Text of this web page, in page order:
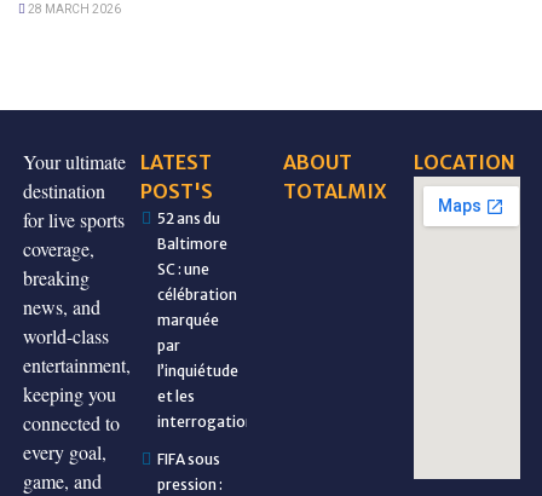
28 MARCH 2026
Your ultimate
destination
for live sports
coverage,
breaking
news, and
world-class
entertainment,
keeping you
connected to
every goal,
game, and
LATEST
POST'S
52 ans du
Baltimore
SC : une
célébration
marquée
par
l’inquiétude
et les
interrogations
FIFA sous
pression :
ABOUT
TOTALMIX
LOCATION